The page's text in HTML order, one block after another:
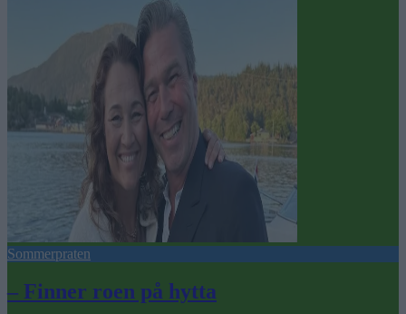
Sommerpraten
– Finner roen på hytta